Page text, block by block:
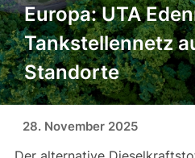
Europa: UTA
Tankstellennetz
Standorte
28. November 2025